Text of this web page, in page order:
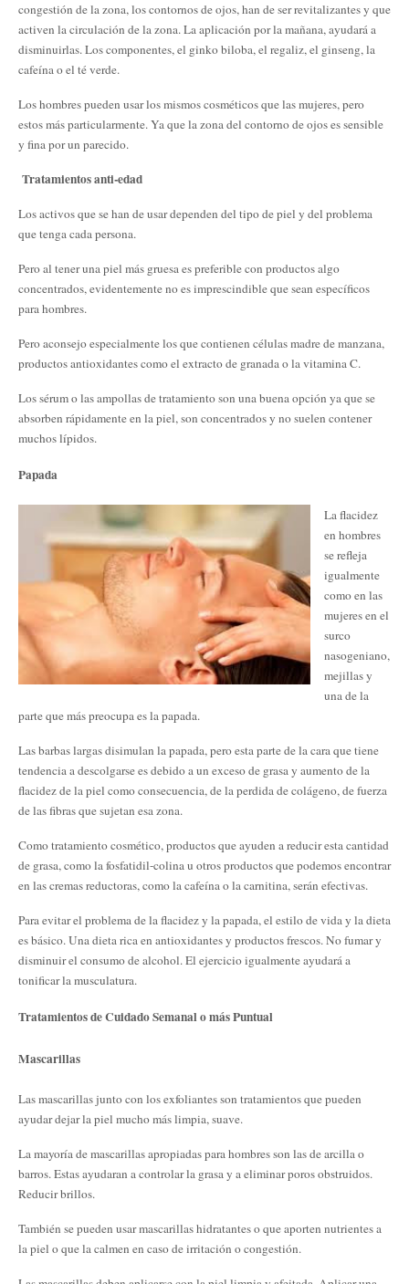
congestión de la zona, los contornos de ojos, han de ser revitalizantes y que
activen la circulación de la zona. La aplicación por la mañana, ayudará a
disminuirlas. Los componentes, el ginko biloba, el regaliz, el ginseng, la
cafeína o el té verde.
Los hombres pueden usar los mismos cosméticos que las mujeres, pero
estos más particularmente. Ya que la zona del contorno de ojos es sensible
y fina por un parecido.
Tratamientos anti-edad
Los activos que se han de usar dependen del tipo de piel y del problema
que tenga cada persona.
Pero al tener una piel más gruesa es preferible con productos algo
concentrados, evidentemente no es imprescindible que sean específicos
para hombres.
Pero aconsejo especialmente los que contienen células madre de manzana,
productos antioxidantes como el extracto de granada o la vitamina C.
Los sérum o las ampollas de tratamiento son una buena opción ya que se
absorben rápidamente en la piel, son concentrados y no suelen contener
muchos lípidos.
Papada
La flacidez
en hombres
se refleja
igualmente
como en las
mujeres en el
surco
nasogeniano,
mejillas y
una de la
parte que más preocupa es la papada.
Las barbas largas disimulan la papada, pero esta parte de la cara que tiene
tendencia a descolgarse es debido a un exceso de grasa y aumento de la
flacidez de la piel como consecuencia, de la perdida de colágeno, de fuerza
de las fibras que sujetan esa zona.
Como tratamiento cosmético, productos que ayuden a reducir esta cantidad
de grasa, como la fosfatidil-colina u otros productos que podemos encontrar
en las cremas reductoras, como la cafeína o la carnitina, serán efectivas.
Para evitar el problema de la flacidez y la papada, el estilo de vida y la dieta
es básico. Una dieta rica en antioxidantes y productos frescos. No fumar y
disminuir el consumo de alcohol. El ejercicio igualmente ayudará a
tonificar la musculatura.
Tratamientos de Cuidado Semanal o más Puntual
Mascarillas
Las mascarillas junto con los exfoliantes son tratamientos que pueden
ayudar dejar la piel mucho más limpia, suave.
La mayoría de mascarillas apropiadas para hombres son las de arcilla o
barros. Estas ayudaran a controlar la grasa y a eliminar poros obstruidos.
Reducir brillos.
También se pueden usar mascarillas hidratantes o que aporten nutrientes a
la piel o que la calmen en caso de irritación o congestión.